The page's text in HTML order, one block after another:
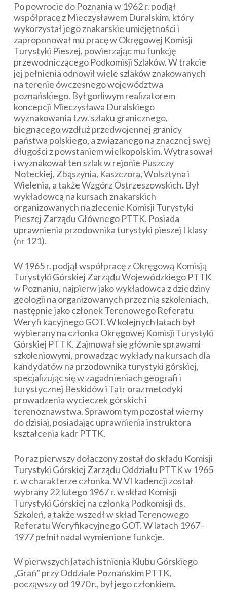
Po powrocie do Poznania w 1962 r. podjął
współpracę z Mieczysławem Duralskim, który
wykorzystał jego znakarskie umiejętności i
zaproponował mu pracę w Okręgowej Komisji
Turystyki Pieszej, powierzając mu funkcję
przewodniczącego Podkomisji Szlaków. W trakcie
jej pełnienia odnowił wiele szlaków znakowanych
na terenie ówczesnego województwa
poznańskiego. Był gorliwym realizatorem
koncepcji Mieczysława Duralskiego
wyznakowania tzw. szlaku granicznego,
biegnącego wzdłuż przedwojennej granicy
państwa polskiego, a związanego na znacznej swej
długości z powstaniem wielkopolskim. Wytrasował
i wyznakował ten szlak w rejonie Puszczy
Noteckiej, Zbąszynia, Kaszczora, Wolsztyna i
Wielenia, a także Wzgórz Ostrzeszowskich. Był
wykładowcą na kursach znakarskich
organizowanych na zlecenie Komisji Turystyki
Pieszej Zarządu Głównego PTTK. Posiada
uprawnienia przodownika turystyki pieszej I klasy
(nr 121).
W 1965 r. podjął współpracę z Okręgową Komisją
Turystyki Górskiej Zarządu Wojewódzkiego PTTK
w Poznaniu, najpierw jako wykładowca z dziedziny
geologii na organizowanych przez nią szkoleniach,
następnie jako członek Terenowego Referatu
Weryfi kacyjnego GOT. W kolejnych latach był
wybierany na członka Okręgowej Komisji Turystyki
Górskiej PTTK. Zajmował się głównie sprawami
szkoleniowymi, prowadząc wykłady na kursach dla
kandydatów na przodownika turystyki górskiej,
specjalizując się w zagadnieniach geografi i
turystycznej Beskidów i Tatr oraz metodyki
prowadzenia wycieczek górskich i
terenoznawstwa. Sprawom tym pozostał wierny
do dzisiaj, posiadając uprawnienia instruktora
kształcenia kadr PTTK.
Po raz pierwszy dołączony został do składu Komisji
Turystyki Górskiej Zarządu Oddziału PTTK w 1965
r. w charakterze członka. W VI kadencji został
wybrany 22 lutego 1967 r. w skład Komisji
Turystyki Górskiej na członka Podkomisji ds.
Szkoleń, a także wszedł w skład Terenowego
Referatu Weryfikacyjnego GOT. W latach 1967–
1977 pełnił nadal wymienione funkcje.
W pierwszych latach istnienia Klubu Górskiego
„Grań” przy Oddziale Poznańskim PTTK,
począwszy od 1970 r., był jego członkiem.